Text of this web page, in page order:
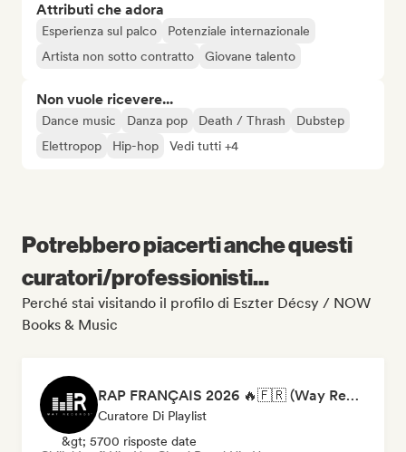
Attributi che adora
Esperienza sul palco
Potenziale internazionale
Artista non sotto contratto
Giovane talento
Non vuole ricevere...
Dance music Danza pop Death / Thrash
Dubstep
Elettropop
Hip-hop Vedi tutti +4
Potrebbero piacerti anche questi
curatori/professionisti...
Perché stai visitando il profilo di Eszter Décsy / NOW
Books & Music
RAP FRANÇAIS 2026 🔥🇫🇷 (Way Records)
Curatore Di Playlist
&gt; 5700 risposte date